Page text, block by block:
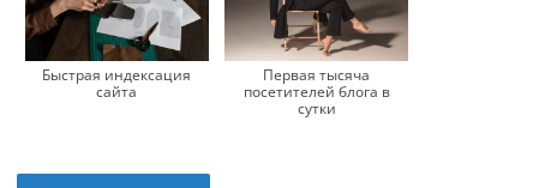
Быстрая индексация
сайта
Первая тысяча
посетителей блога в
сутки